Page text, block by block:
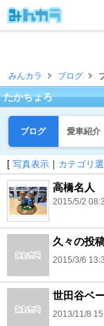
みんカラ ブログ
たかちょろ
ブログ 愛車紹介
[ 写真表示 ｜ カテゴリ
高橋名人
2015/5/2
久々の投
2015/3/6
世田谷ベ
2013/11/8